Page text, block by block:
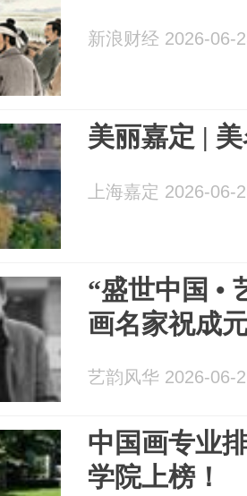
新浪财经 2026-06-
美丽嘉定 |
上海嘉定 2026-06-
“盛世中国 •
画名家祝成
艺韵风华 2026-06-
中国画专业
学院上榜！